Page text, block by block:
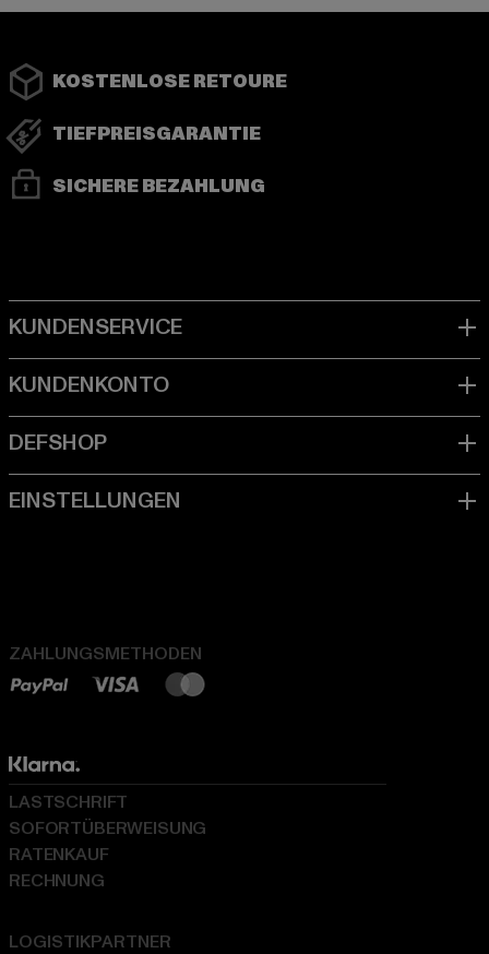
KOSTENLOSE RETOURE
TIEFPREISGARANTIE
SICHERE BEZAHLUNG
ZAHLUNGSMETHODEN
LOGISTIKPARTNER
LASTSCHRIFT
SOFORTÜBERWEISUNG
RATENKAUF
RECHNUNG